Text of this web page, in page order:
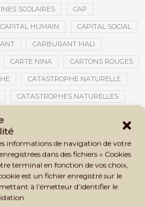
informations de navigation de votre
dans des fichiers « Cookies
terminal en fonction de vos choix,
est un fichier enregistré sur le
à l’émetteur d’identifier le
SCOLAIRES CAP
CAPITAL HUMAIN CAPITAL SOCIAL
CARBURANT MALI
CARTE NINA CARTONS ROUGES
CATASTROPHE NATURELLE
CATASTROPHES NATURELLES
CÉLÉBRATION NATIONALE CEMAC
CENOU CENSURE
CENTRALE SOLAIRE
CENTRALES SOLAIRES
ARTIFICIELLE